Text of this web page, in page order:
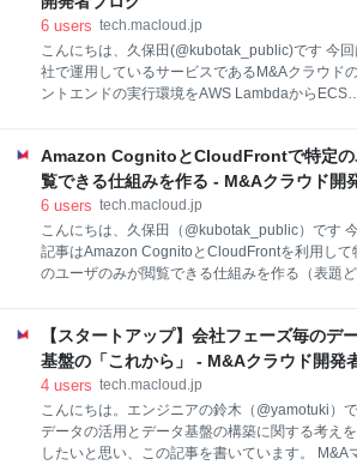
ら幸いです。 GitHub Copilot とは Copilot 関係の
Copilot X セキュリティ・ライセンス問題に関す
Copilot 経由で弊社コードが流出するセキュリテ
懸念に対するチェック プライバシーポリシーを見
6 users tech.macloud.jp
こんにちは、久保田(@kubotak_public)です 今
社で運用しているサービスであるM&Aクラウド
ントエンドの実行環境をAWS LambdaからECS
トエンドにNuxt.js（JavaScript）、バックエン
Laravel（PHP）を利用しています。 Laravelは
ElasticBeanstalkで作成されたEC2インスタンス
作しています。 そしてフロントエンドのNuxt.js
AWS Lambda上で動作し、API Gatewayを利用
HTTPによりアクセスできるようになっていまし
が現状です。 これらはCloudFront
Amazon CognitoとCloudFrontで特定の
覧できる仕組みを作る - M&Aクラウド開
6 users tech.macloud.jp
こんにちは、久保田（@kubotak_public）です
記事はAmazon CognitoとCloudFrontを利用して
のユーザのみが閲覧できる仕組みを作る（表題
ト）を特定のユーザ、つまり弊社の人間のみが
きる仕組みを作りたいなという動機で作成しま
例えばフロントエンドのStorybookなども社内展
る際にはS3に置いたものをどうにかアクセス制限
提供したい・・・みたいなニーズってあると思
すが、まさにそういう場合にうってつけではない
【スタートアップ】会社フェーズ毎のデ
基盤の「これから」 - M&Aクラウド開発
4 users tech.macloud.jp
こんにちは。エンジニアの鈴木（@yamotuki）で
データの活用とデータ基盤の構築に関する考え
したいと思い、この記事を書いています。 M&A